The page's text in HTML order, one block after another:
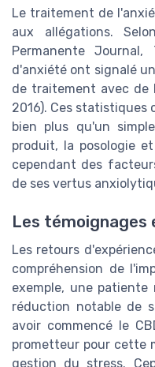
Le traitement de
aux allégations.
Permanente Journal,
d'anxiété ont signalé
de traitement avec de
2016). Ces
bien plus qu'un
produit, la posologie
cependant des
de ses vertus
Les témoignages
Les retours
compréhension de
exemple, une patiente
réduction notable de
avoir commencé le
prometteur pour cette
gestion du stress.